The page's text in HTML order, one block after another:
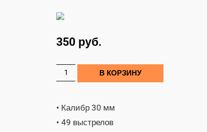
350 руб.
В КОРЗИНУ
• Калибр 30 мм
• 49 выстрелов